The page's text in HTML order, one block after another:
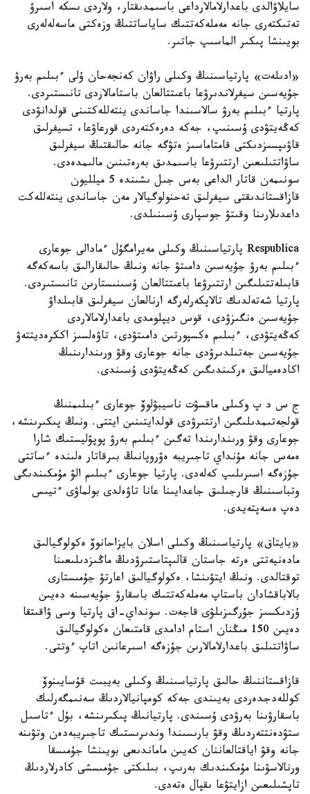
سايلاۋالدى باعدارلامالارداعى باسىمدىقتار، ولاردى ىسكە اسىرۋ
تەتىكتەرى جانە مەملەكەتتىك ساياساتتىڭ وزەكتى ماسەلەلەرى
بويىنشا پىكىر الماسىپ جاتىر.
«ادىلەت» پارتياسىنىڭ وكىلى راۋان كەنجەحان ۇلى ءبىلىم بەرۋ
جۇيەسىن سيفرلاندىرۋعا باعىتتالعان باستامالاردى تانىستىردى.
پارتيا ءبىلىم بەرۋ سالاسىندا جاساندى ينتەللەكتىنى قولدانۋدى
كەڭەيتۋدى ۇسىنىپ، جەكە دەرەكتەردى قورعاۋعا، تسيفرلىق
قاۋىپسىزدىكتى قامتاماسىز ەتۋگە جانە حالىقتىڭ سيفرلىق
ساۋاتتىلىعىن ارتتىرۋعا باسىمدىق بەرەتىنىن مالىمدەدى.
سونىمەن قاتار الداعى بەس جىل ىشىندە 5 ميلليون
قازاقستاندىقتى سيفرلىق تەحنولوگيالار مەن جاساندى ينتەللەكت
داعدىلارىنا وقىتۋ جوسپارى ۇسىنىلدى.
Respublica پارتياسىنىڭ وكىلى مەيرامگۇل ءمادالى جوعارى
ءبىلىم بەرۋ جۇيەسىن دامىتۋ جانە ونىڭ حالىقارالىق باسەكەگە
قابىلەتتىلىگىن ارتتىرۋعا باعىتتالعان ۇسىنىستارىن تانىستىردى.
پارتيا شەتەلدىك تالاپكەرلەرگە ارنالعان سيفرلىق قابىلداۋ
جۇيەسىن ەنگىزۋدى، قوس ديپلومدى باعدارلامالاردى
كەڭەيتۋدى، ءبىلىم ەكسپورتىن دامىتۋدى، تاۋەلسىز اككرەديتتەۋ
جۇيەسىن جەتىلدىرۋدى جانە جوعارى وقۋ ورىندارىنىڭ
اكادەميالىق ەركىندىگىن كەڭەيتۋدى ۇسىندى.
ج س د پ وكىلى ماقسۋت ناسيبۋلوۆ جوعارى ءبىلىمنىڭ
قولجەتىمدىلىگىن ارتتىرۋدى قولدايتىنىن ايتتى. ونىڭ پىكىرىنشە،
جوعارى وقۋ ورىندارىندا تەگىن ءبىلىم بەرۋ پوپۋليستىك شارا
ەمەس جانە مۇنداي تاجىريبە ەۋروپانىڭ بىرقاتار ەلىندە ءساتتى
جۇزەگە اسىرىلىپ كەلەدى. پارتيا جوعارى ءبىلىم الۋ مۇمكىندىگى
وتباسىنىڭ قارجىلىق جاعدايىنا عانا تاۋەلدى بولماۋى ءتيىس
دەپ ەسەپتەيدى.
«بايتاق» پارتياسىنىڭ وكىلى اسلان بايزاحانوۆ ەكولوگيالىق
مادەنيەتتى ەرتە جاستان قالىپتاستىرۋدىڭ ماڭىزدىلىعىنا
توقتالدى. ونىڭ ايتۋىنشا، ەكولوگيالىق اعارتۋ جۇمىستارى
بالاباقشادان باستاپ مەملەكەتتىك باسقارۋ جۇيەسىنە دەيىن
ۇزدىكسىز جۇرگىزىلۋى قاجەت. سونداي-اق پارتيا وسى ۋاقىتقا
دەيىن 150 مىڭنان استام ادامدى قامتىعان ەكولوگيالىق
ساۋاتتىلىق باعدارلامالارىن جۇزەگە اسىرعانىن اتاپ ءوتتى.
قازاقستاننىڭ حالىق پارتياسىنىڭ وكىلى بەيبىت قۇسايىنوۆ
كوللەدجدەردى بەيىندى جەكە كومپانيالاردىڭ سەنىمگەرلىك
باسقارۋىنا بەرۋدى ۇسىندى. پارتيانىڭ پىكىرىنشە، بۇل ءتاسىل
ستۋدەنتتەردىڭ وقۋ بارىسىندا وندىرىستىك تاجىريبەدەن وتۋىنە
جانە وقۋ اياقتالعاننان كەيىن ماماندىعى بويىنشا جۇمىسقا
ورنالاسۋىنا مۇمكىندىك بەرىپ، بىلىكتى جۇمىسشى كادرلاردىڭ
تاپشىلىعىن ازايتۋعا ىقپال ەتەدى.